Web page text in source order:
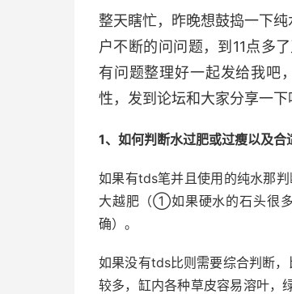
整天瞎忙，昨晚想鼓捣一下
户不断的问问题，到11点多
有问题整理好一起发给我吧
性，发到论坛和大家分享一
1、如何判断水过肥或过瘦以及合
如果有tds笔并且使用的纯水那
大越肥（①如果硬水的石头很
确）。
如果没有tds比则需要综合判断
较多，缸内各种草皮容易溶叶